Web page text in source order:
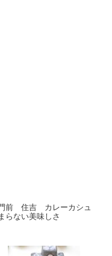
前 住吉 カレーカシュ
ない美味しさ